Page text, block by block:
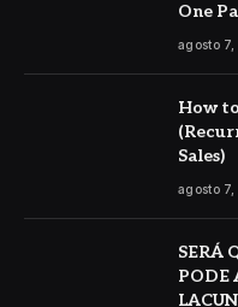
One
agosto
How
Sales)
agosto
SERÁ
PODE